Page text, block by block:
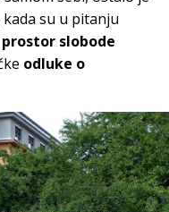
kada su u pitanju
prostor slobode
odluke o